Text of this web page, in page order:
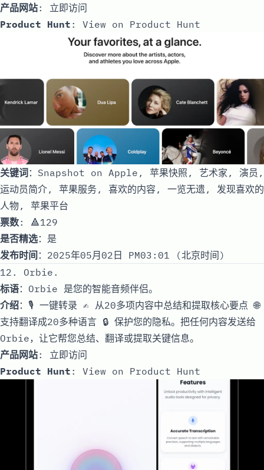
产品网站: 立即访问
Product Hunt : View on Product Hunt
关键词：Snapshot on Apple, 苹果快照, 艺术家, 演员,
运动员简介, 苹果服务, 喜欢的内容, 一览无遗, 发现喜欢的
人物, 苹果平台
票数: 🔺129
是否精选：是
发布时间 ：2025年05月02日 PM03:01 (北京时间)
12. Orbie.
标语：Orbie 是您的智能音频伴侣。
介绍：🎙️ 一键转录 ✍️ 从20多项内容中总结和提取核心要点 🌐
支持翻译成20多种语言 🔒 保护您的隐私。把任何内容发送给
Orbie，让它帮您总结、翻译或提取关键信息。
产品网站: 立即访问
Product Hunt : View on Product Hunt